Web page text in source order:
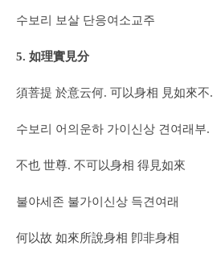
수보리 보살 단응여소교주
5. 如理實見分
須菩提 於意云何. 可以身相 見如來不.
수보리 어의운하 가이신상 견여래부.
不也 世尊. 不可以身相 得見如來
불야세존 불가이신상 득견여래
何以故 如來所說身相 卽非身相